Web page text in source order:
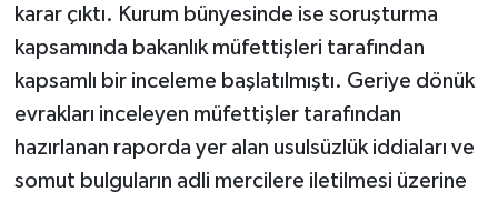
karar çıktı. Kurum bünyesinde ise soruşturma
kapsamında bakanlık müfettişleri tarafından
kapsamlı bir inceleme başlatılmıştı. Geriye dönük
evrakları inceleyen müfettişler tarafından
hazırlanan raporda yer alan usulsüzlük iddiaları ve
somut bulguların adli mercilere iletilmesi üzerine